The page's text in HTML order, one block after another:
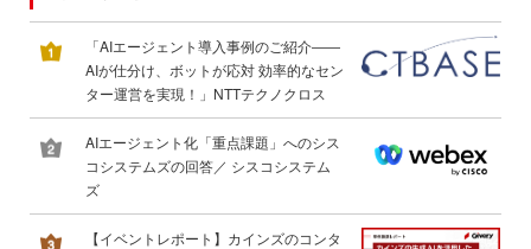
「AIエージェント導入事例のご紹介――
AIが仕分け、ボットが応対 効率的なセン
ター運営を実現！」NTTテクノクロス
AIエージェント化「重点課題」へのシス
コシステムズの回答／ シスコシステム
ズ
【イベントレポート】カインズのコンタ